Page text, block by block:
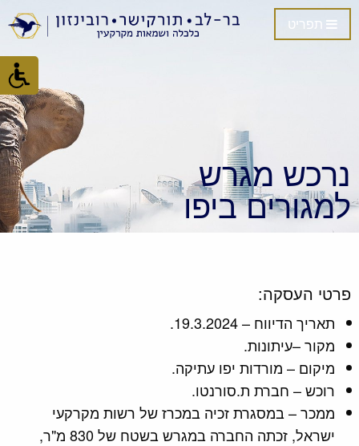
נרכש מגרש
למגורים ביפו
פרטי העסקה:
תאריך הדיווח – 19.3.2024.
מקור –עיתונות.
מיקום – מורדות יפו עתיקה.
רוכש – חברת ת.סורנטו.
ממכר – במסגרת זכיה במכרז של רשות מקרקעי
ישראל, זכתה החברה במגרש בשטח של 830 מ"ר,